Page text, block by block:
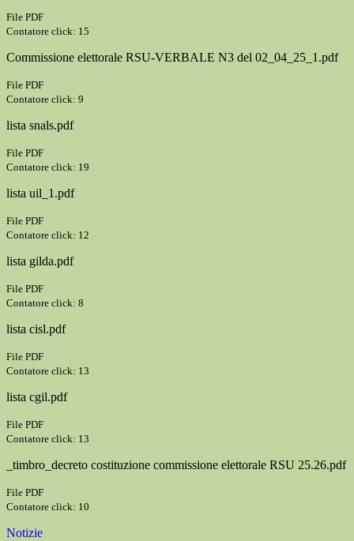
File PDF
Contatore click: 15
Commissione elettorale RSU-VERBALE N3 del 02_04_25_1.pdf
File PDF
Contatore click: 9
lista snals.pdf
File PDF
Contatore click: 19
lista uil_1.pdf
File PDF
Contatore click: 12
lista gilda.pdf
File PDF
Contatore click: 8
lista cisl.pdf
File PDF
Contatore click: 13
lista cgil.pdf
File PDF
Contatore click: 13
_timbro_decreto costituzione commissione elettorale RSU 25.26.pdf
File PDF
Contatore click: 10
Notizie